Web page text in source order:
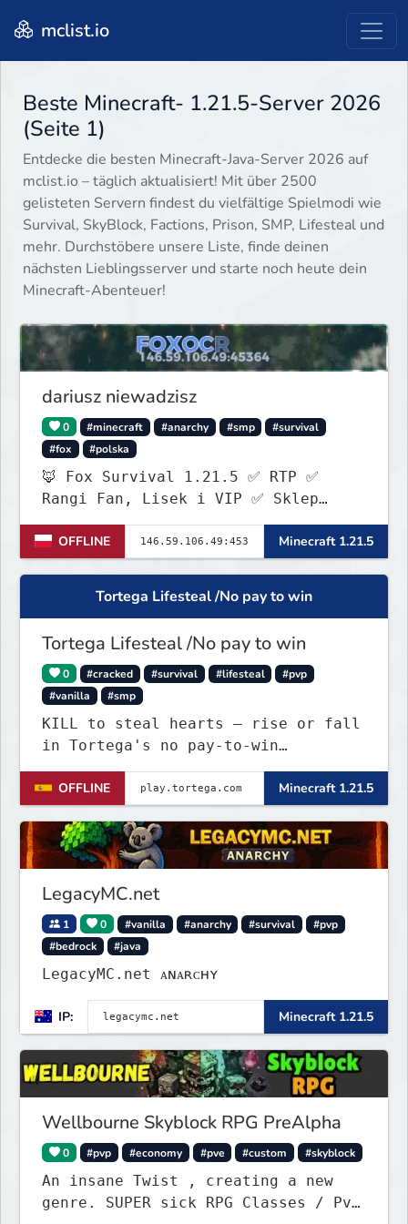
mclist.io
Beste Minecraft- 1.21.5-Server 2026
(Seite 1)
Entdecke die besten Minecraft-Java-Server 2026 auf
mclist.io – täglich aktualisiert! Mit über 2500
gelisteten Servern findest du vielfältige Spielmodi wie
Survival, SkyBlock, Factions, Prison, SMP, Lifesteal und
mehr. Durchstöbere unsere Liste, finde deinen
nächsten Lieblingsserver und starte noch heute dein
Minecraft-Abenteuer!
dariusz niewadzisz
0 #minecraft #anarchy #smp
#survival
#fox
#polska
🦊 Fox Survival 1.21.5 ✅ RTP ✅
Rangi Fan, Lisek i VIP ✅ Sklep
ItemShopSys
https://foxocraftshop.myis.pl/shop
✅ Aktywna administracja ✅ Nowy
serwer szuka pierwszych graczy!
OFFLINE Minecraft 1.21.5
Tortega Lifesteal /No pay to win
Tortega Lifesteal /No pay to win
0 #cracked #survival #lifesteal
#pvp
#vanilla
#smp
KILL to steal hearts – rise or fall
in Tortega's no pay-to-win
Lifesteal SMP. Survive brutal
fights, form powerful teams, and
dominate the EU arena.
OFFLINE Minecraft 1.21.5
LegacyMC.net
1 0 #vanilla #anarchy #survival
#pvp
#bedrock
#java
LegacyMC.net ᴀɴᴀʀᴄʜʏ
IP: Minecraft 1.21.5
Wellbourne Skyblock RPG PreAlpha
0 #pvp #economy #pve #custom #skyblock
An insane Twist , creating a new
genre. SUPER sick RPG Classes / PvE